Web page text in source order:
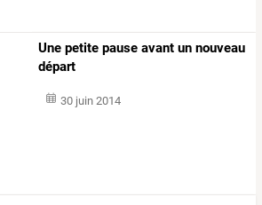
Une petite pause avant un nouveau
départ
30 juin 2014